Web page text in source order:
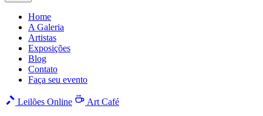
Home
A Galeria
Artistas
Exposições
Blog
Contato
Faça seu evento
Leilões Online Art Café